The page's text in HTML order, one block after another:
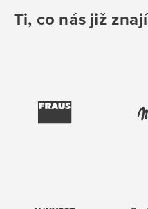
Ti, co nás již znají